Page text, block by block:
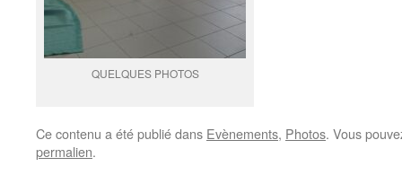
QUELQUES PHOTOS
Ce contenu a été publié dans Evènements, Photos. Vous
permalien.